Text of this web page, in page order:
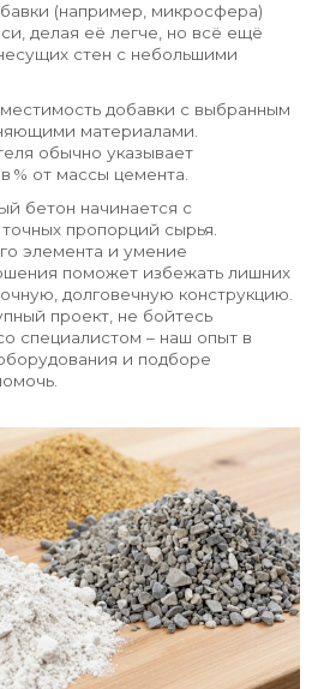
(например, микросфера)
делая её легче, но всё ещё
стен с небольшими
добавки с выбранным
материалами.
обычно указывает
% от массы цемента.
бетон начинается с
пропорций сырья.
элемента и умение
поможет избежать лишних
долговечную конструкцию.
проект, не бойтесь
специалистом – наш опыт в
и подборе